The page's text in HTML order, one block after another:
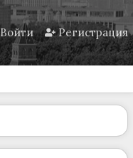
Войти Регистрация